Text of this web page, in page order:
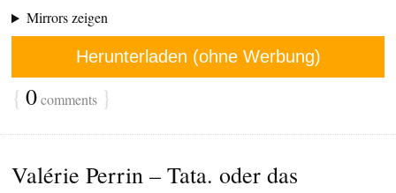
Mirrors zeigen
Herunterladen (ohne Werbung)
{ 0comments }
Valérie Perrin – Tata. oder das